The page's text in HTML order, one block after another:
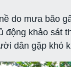
do mưa bão
động khảo sát
dân gặp khó